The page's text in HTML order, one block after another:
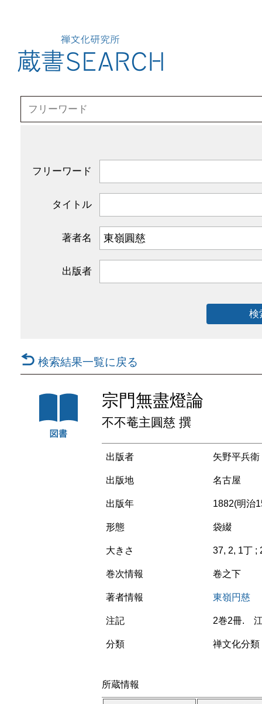
フリーワード
タイトル
著者名
出版者
検
検索結果一覧に戻る
宗門無盡燈論
不不菴主圓慈 撰
出版者 矢野平兵衛
出版地 名古屋
出版年 1882(明治
形態 袋綴
大きさ 37, 2, 1丁 ;
巻次情報 卷之下
著者情報 東嶺円慈
注記 2巻2冊. 江
分類 禅文化分
所蔵情報